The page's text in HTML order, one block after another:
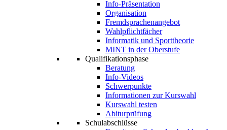
Info-Präsentation
Organisation
Fremdsprachenangebot
Wahlpflichtfächer
Informatik und Sporttheorie
MINT in der Oberstufe
Qualifikationsphase
Beratung
Info-Videos
Schwerpunkte
Informationen zur Kurswahl
Kurswahl testen
Abiturprüfung
Schulabschlüsse